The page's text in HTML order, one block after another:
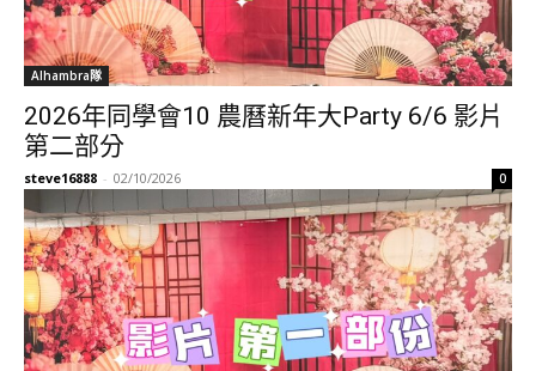
Alhambra隊
2026年同學會10 農曆新年大Party 6/6 影片
第二部分
steve16888 - 02/10/2026 0